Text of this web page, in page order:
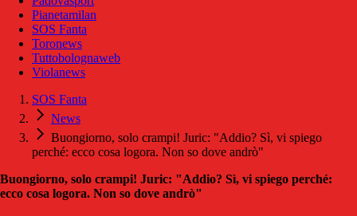
Pianetamilan
SOS Fanta
Toronews
Tuttobolognaweb
Violanews
SOS Fanta
News
Buongiorno, solo crampi! Juric: "Addio? Sì, vi spiego
perché: ecco cosa logora. Non so dove andrò"
Buongiorno, solo crampi! Juric: "Addio? Sì, vi spiego perché:
ecco cosa logora. Non so dove andrò"